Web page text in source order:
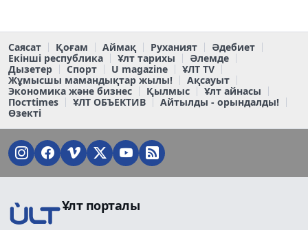
Саясат Қоғам Аймақ Руханият
Әдебиет
Екінші республика
Ұлт тарихы
Әлемде
Дызетер
Спорт U magazine
ҰЛТ TV
Жұмысшы мамандықтар жылы!
Ақсауыт
Экономика және бизнес
Қылмыс
Ұлт айнасы
Постtimes
ҰЛТ ОБЪЕКТИВ
Айтылды - орындалды!
Өзекті
Ұлт порталы